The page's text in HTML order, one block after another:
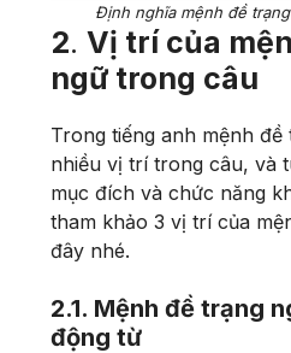
Định nghĩa mệnh đề
2. Vị trí của
ngữ trong câu
Trong tiếng anh mệnh
nhiều vị trí trong câu, và
mục đích và chức năng
tham khảo 3 vị trí của
đây nhé.
2.1. Mệnh đề trạng
động từ